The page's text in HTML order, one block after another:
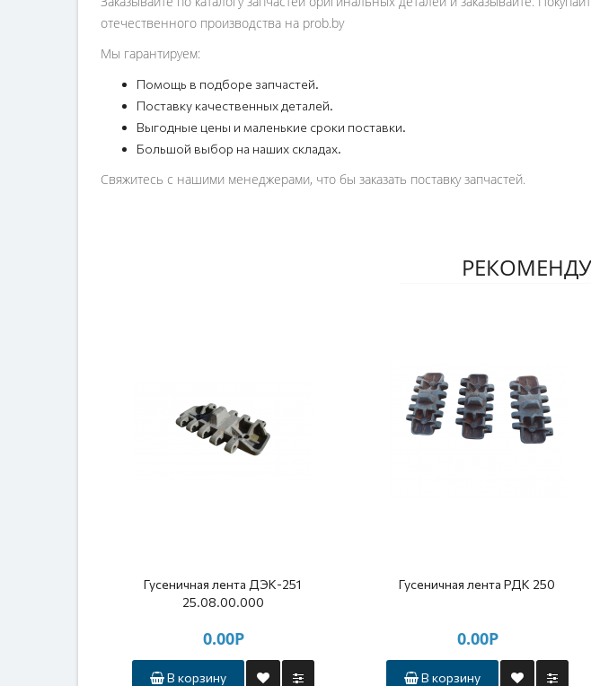
отечественного производства на prob.by
Мы гарантируем:
Помощь в подборе запчастей.
Поставку качественных деталей.
Выгодные цены и маленькие сроки поставки.
Большой выбор на наших складах.
Свяжитесь с нашими менеджерами, что бы заказать поставку запчастей.
Гусеничная лента ДЭК-251
25.08.00.000
0.00Р
В корзину
Гусеничная лента РДК 250
0.00Р
В корзину